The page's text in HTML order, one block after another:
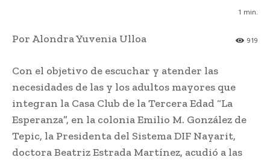
1 min.
919
Por Alondra Yuvenia Ulloa
Con el objetivo de escuchar y atender las
necesidades de las y los adultos mayores que
integran la Casa Club de la Tercera Edad “La
Esperanza”, en la colonia Emilio M. González de
Tepic, la Presidenta del Sistema DIF Nayarit,
doctora Beatriz Estrada Martínez, acudió a las